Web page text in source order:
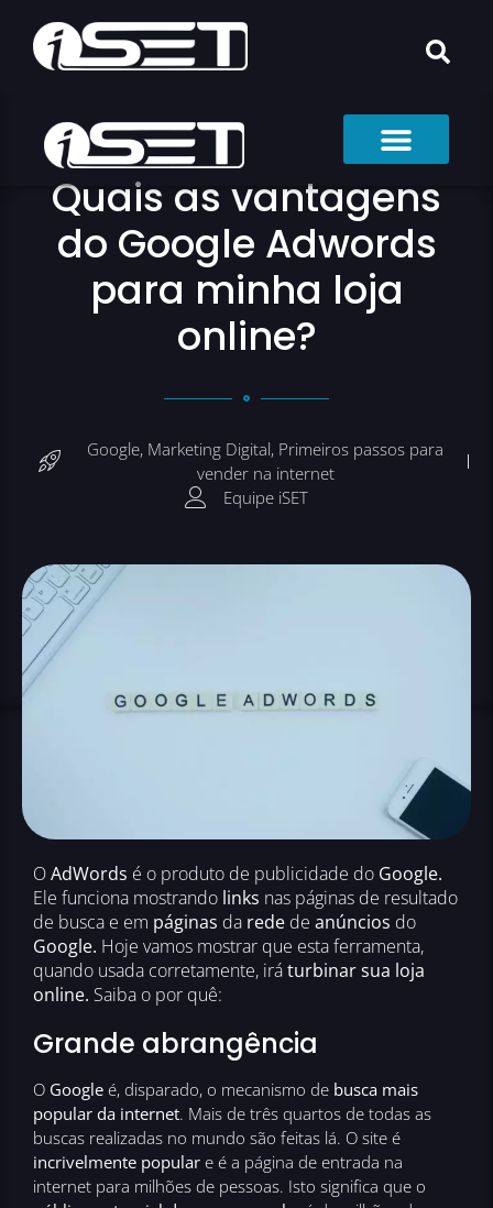
Quais as vantagens
do Google Adwords
para minha loja
online?
Google, Marketing Digital, Primeiros passos para
vender na internet
Equipe iSET
OAdWords é o produto de publicidade do Google.
Ele funciona mostrando links nas páginas de resultado
de busca e em páginas da rede de anúncios do
Google. Hoje vamos mostrar que esta ferramenta,
quando usada corretamente, iráturbinar sua loja
online. Saiba o por quê:
Grande abrangência
O Google é, disparado, o mecanismo de busca mais
popular da internet. Mais de três quartos de todas as
buscas realizadas no mundo são feitas lá. O site é
incrivelmente popular e é a página de entrada na
internet para milhões de pessoas. Isto significa que o